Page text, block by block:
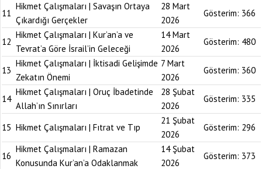
11
Hikmet Çalışmaları | Savaşın Ortaya
Çıkardığı Gerçekler
28 Mart
2026
Gösterim: 366
12
Hikmet Çalışmaları | Kur’an’a ve
Tevrat’a Göre İsrail’in Geleceği
14 Mart
2026
Gösterim: 480
13
Hikmet Çalışmaları | İktisadi Gelişimde
Zekatın Önemi
7 Mart
2026
Gösterim: 360
14
Hikmet Çalışmaları | Oruç İbadetinde
Allah’ın Sınırları
28 Şubat
2026
Gösterim: 335
15 Hikmet Çalışmaları | Fıtrat ve Tıp
21 Şubat
2026
Gösterim: 296
16
Hikmet Çalışmaları | Ramazan
Konusunda Kur’an’a Odaklanmak
14 Şubat
2026
Gösterim: 373